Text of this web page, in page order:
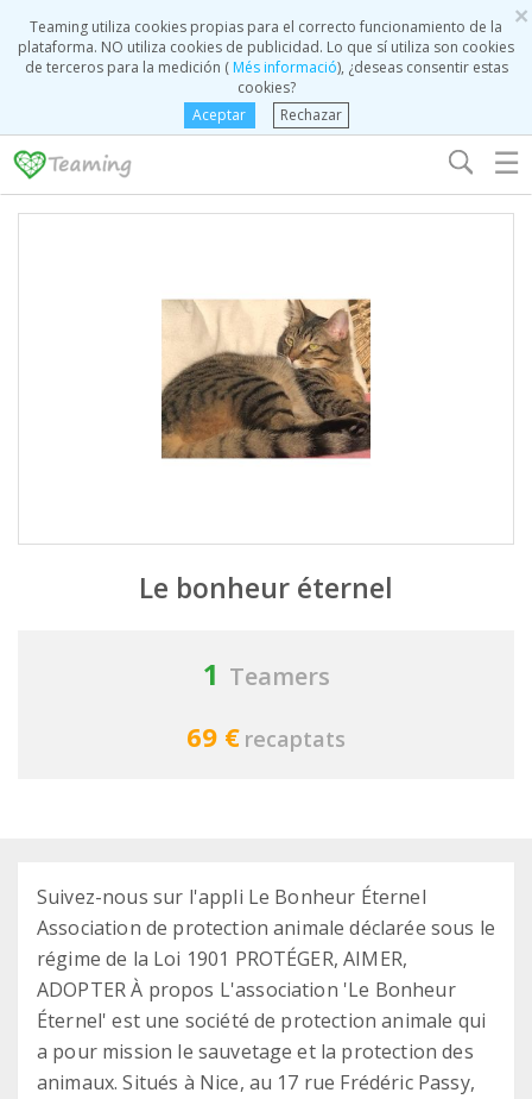
×
Teaming utiliza cookies propias para el correcto funcionamiento de la
plataforma. NO utiliza cookies de publicidad. Lo que sí utiliza son cookies
de terceros para la medición (Més informació), ¿deseas consentir estas
cookies?
Aceptar
Rechazar
☰
Le bonheur éternel
1 Teamers
69 € recaptats
Suivez-nous sur l'appli Le Bonheur Éternel
Association de protection animale déclarée sous le
régime de la Loi 1901 PROTÉGER, AIMER,
ADOPTER À propos L'association 'Le Bonheur
Éternel' est une société de protection animale qui
a pour mission le sauvetage et la protection des
animaux. Situés à Nice, au 17 rue Frédéric Passy,